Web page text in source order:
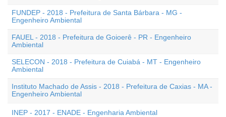
FUNDEP - 2018 - Prefeitura de Santa Bárbara - MG -
Engenheiro Ambiental
FAUEL - 2018 - Prefeitura de Goioerê - PR - Engenheiro
Ambiental
SELECON - 2018 - Prefeitura de Cuiabá - MT - Engenheiro
Ambiental
Instituto Machado de Assis - 2018 - Prefeitura de Caxias - MA -
Engenheiro Ambiental
INEP - 2017 - ENADE - Engenharia Ambiental